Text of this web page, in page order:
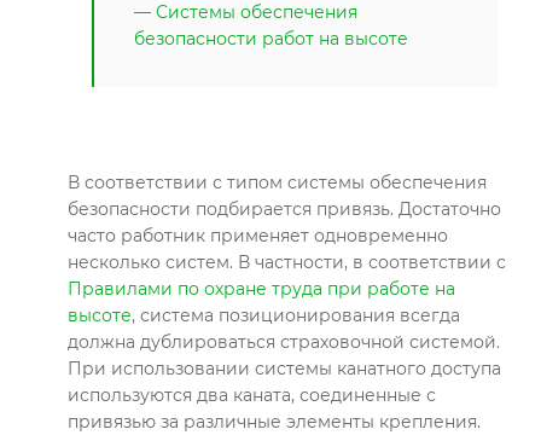
— Системы обеспечения
безопасности работ на высоте
В соответствии с типом системы обеспечения
безопасности подбирается привязь. Достаточно
часто работник применяет одновременно
несколько систем. В частности, в соответствии с
Правилами по охране труда при работе на
высоте, система позиционирования всегда
должна дублироваться страховочной системой.
При использовании системы канатного доступа
используются два каната, соединенные с
привязью за различные элементы крепления.